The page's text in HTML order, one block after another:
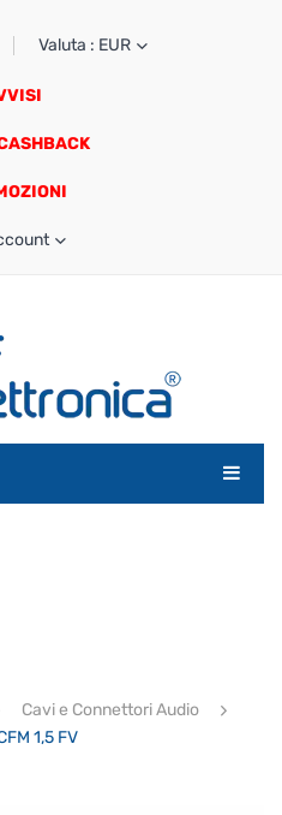
Valuta : EUR
Cavi e Connettori Audio
1,5 FV